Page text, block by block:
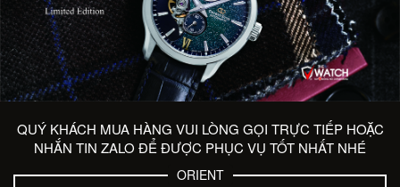
QUÝ KHÁCH MUA HÀNG VUI LÒNG GỌI TRỰC TIẾP HOẶC
NHẮN TIN ZALO ĐỂ ĐƯỢC PHỤC VỤ TỐT NHẤT NHÉ
ORIENT